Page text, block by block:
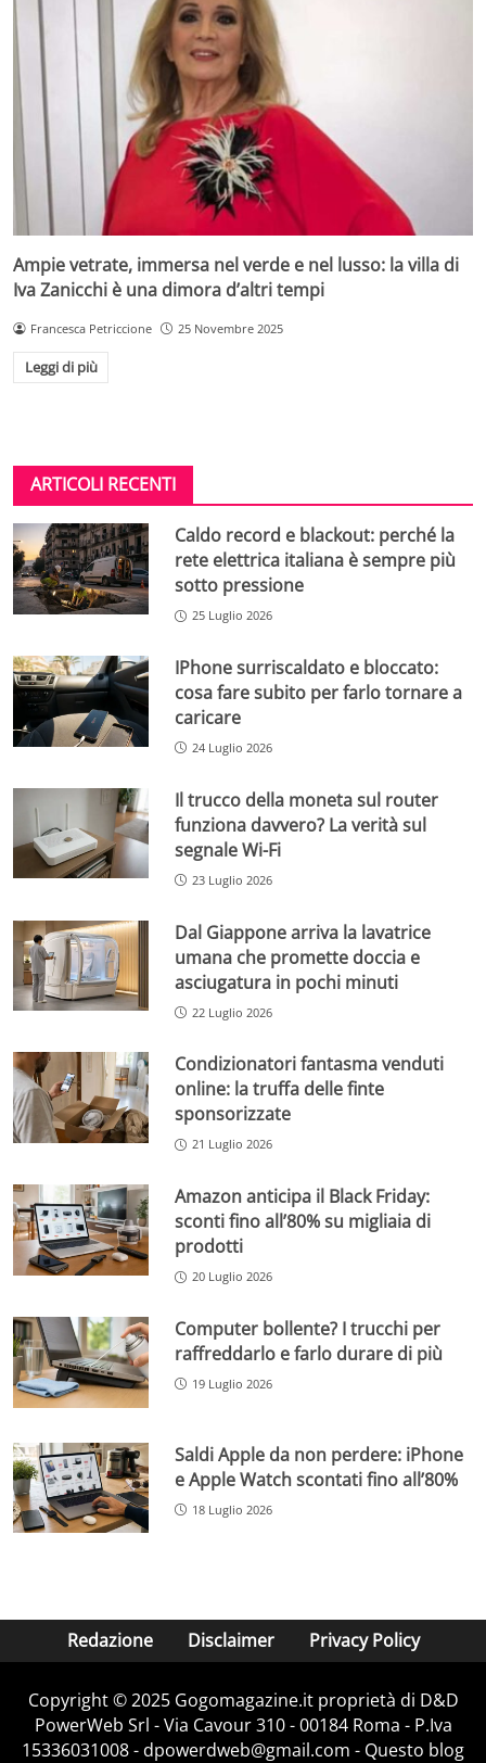
Ampie vetrate, immersa nel verde e nel lusso: la villa di
Iva Zanicchi è una dimora d’altri tempi
Francesca Petriccione 25 Novembre 2025
Leggi di più
ARTICOLI RECENTI
Caldo record e blackout: perché la
rete elettrica italiana è sempre più
sotto pressione
25 Luglio 2026
IPhone surriscaldato e bloccato:
cosa fare subito per farlo tornare a
caricare
24 Luglio 2026
Il trucco della moneta sul router
funziona davvero? La verità sul
segnale Wi-Fi
23 Luglio 2026
Dal Giappone arriva la lavatrice
umana che promette doccia e
asciugatura in pochi minuti
22 Luglio 2026
Condizionatori fantasma venduti
online: la truffa delle finte
sponsorizzate
21 Luglio 2026
Amazon anticipa il Black Friday:
sconti fino all’80% su migliaia di
prodotti
20 Luglio 2026
Computer bollente? I trucchi per
raffreddarlo e farlo durare di più
19 Luglio 2026
Saldi Apple da non perdere: iPhone
e Apple Watch scontati fino all’80%
18 Luglio 2026
Redazione Disclaimer Privacy Policy
Copyright © 2025 Gogomagazine.it proprietà di D&D
PowerWeb Srl - Via Cavour 310 - 00184 Roma - P.Iva
15336031008 - dpowerdweb@gmail.com - Questo blog